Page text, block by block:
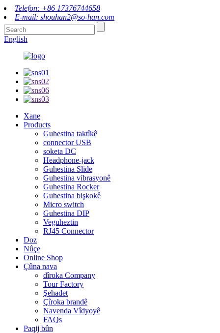
Telefon: +86 17376744658
E-mail: shouhan2@so-han.com
English
Xane
Products
Guhestina taktîkê
connector USB
soketa DC
Headphone-jack
Guhestina Slide
Guhestina vibrasyonê
Guhestina Rocker
Guhestina bişkokê
Micro switch
Guhestina DIP
Veguheztin
RJ45 Connector
Doz
Nûçe
Online Shop
Çûna nava
dîroka Company
Tour Factory
Şehadet
Çîroka brandê
Navenda Vîdyoyê
FAQs
Paqij bûn